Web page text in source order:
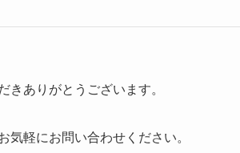
きありがとうございます。
軽にお問い合わせください。